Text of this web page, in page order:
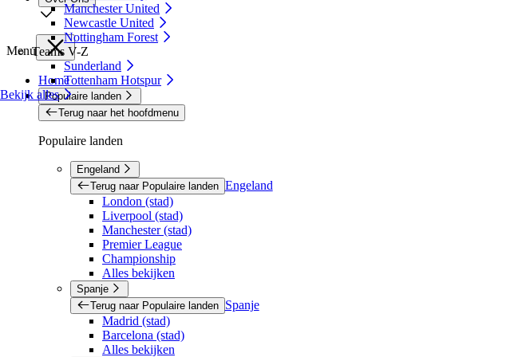
Manchester United
Newcastle United
Nottingham Forest
Teams V-Z
Sunderland
Tottenham Hotspur
Bekijk alles
Menu
Home
Populaire landen
Terug naar het hoofdmenu
Populaire landen
Engeland
Terug naar Populaire landen Engeland
London (stad)
Liverpool (stad)
Manchester (stad)
Premier League
Championship
Alles bekijken
Spanje
Terug naar Populaire landen
Spanje
Madrid (stad)
Barcelona (stad)
Alles bekijken